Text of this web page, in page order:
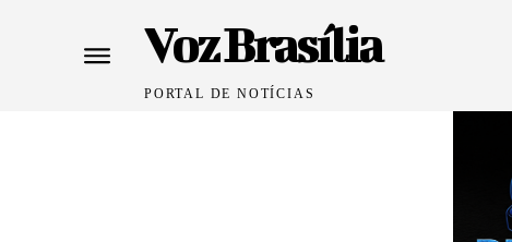
Voz Brasília
PORTAL DE NOTÍCIAS